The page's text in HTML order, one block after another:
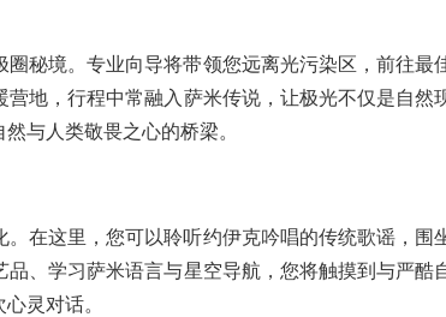
秘境。专业向导将带领您远离光污染区，前往最
地，行程中常融入萨米传说，让极光不仅是自然
与人类敬畏之心的桥梁。
在这里，您可以聆听约伊克吟唱的传统歌谣，围
、学习萨米语言与星空导航，您将触摸到与严酷
灵对话。